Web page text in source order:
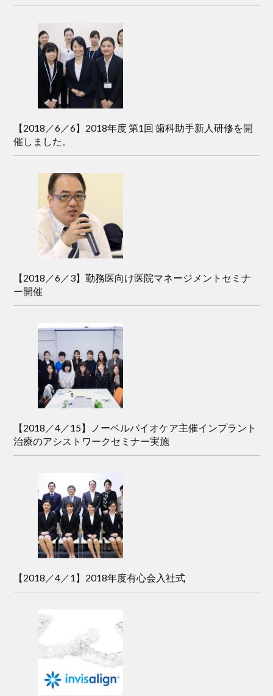
【2018／6／6】2018年度 第1回 歯科助手新人研修を開
催しました。
【2018／6／3】勤務医向け医院マネージメントセミナ
ー開催
【2018／4／15】ノーベルバイオケア主催インプラント
治療のアシストワークセミナー実施
【2018／4／1】2018年度有心会入社式